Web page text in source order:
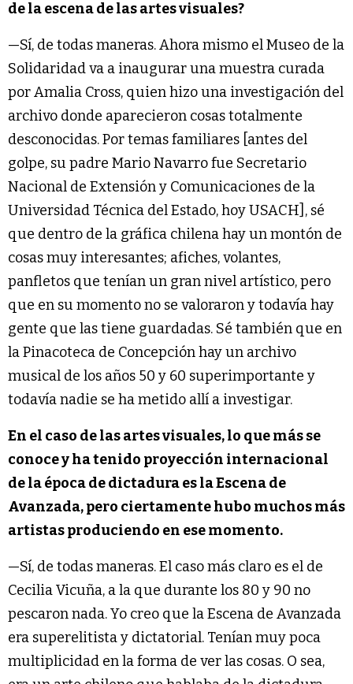
de la escena de las artes visuales?
—Sí, de todas maneras. Ahora mismo el Museo de la
Solidaridad va a inaugurar una muestra curada
por Amalia Cross, quien hizo una investigación del
archivo donde aparecieron cosas totalmente
desconocidas. Por temas familiares [antes del
golpe, su padre Mario Navarro fue Secretario
Nacional de Extensión y Comunicaciones de la
Universidad Técnica del Estado, hoy USACH], sé
que dentro de la gráfica chilena hay un montón de
cosas muy interesantes; afiches, volantes,
panfletos que tenían un gran nivel artístico, pero
que en su momento no se valoraron y todavía hay
gente que las tiene guardadas. Sé también que en
la Pinacoteca de Concepción hay un archivo
musical de los años 50 y 60 superimportante y
todavía nadie se ha metido allí a investigar.
En el caso de las artes visuales, lo que más se
conoce y ha tenido proyección internacional
de la época de dictadura es la Escena de
Avanzada, pero ciertamente hubo muchos más
artistas produciendo en ese momento.
—Sí, de todas maneras. El caso más claro es el de
Cecilia Vicuña, a la que durante los 80 y 90 no
pescaron nada. Yo creo que la Escena de Avanzada
era superelitista y dictatorial. Tenían muy poca
multiplicidad en la forma de ver las cosas. O sea,